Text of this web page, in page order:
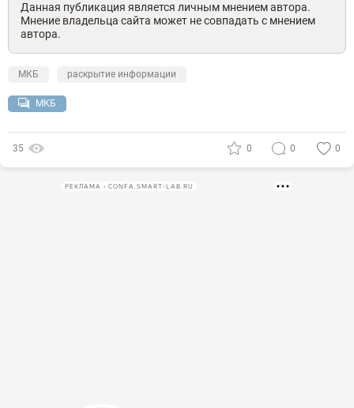
Данная публикация является личным мнением автора.
Мнение владельца сайта может не совпадать с мнением
автора.
МКБ раскрытие информации
МКБ
35 0 0 0
РЕКЛАМА • CONFA.SMART-LAB.RU